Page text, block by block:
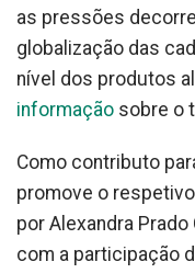
as pressões
globalização das
nível dos produtos
informação sobre o
Como contributo
promove o
por Alexandra
com a participação